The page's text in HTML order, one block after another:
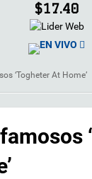
$17.40
EN VIVO
‘Togheter At Home’